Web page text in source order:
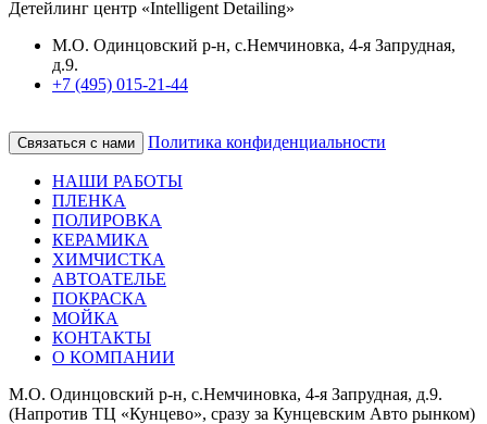
Детейлинг центр «Intelligent Detailing»
М.О. Одинцовский р-н, с.Немчиновка, 4-я Запрудная,
д.9.
+7 (495) 015-21-44
Связаться с нами Политика конфиденциальности
НАШИ РАБОТЫ
ПЛЕНКА
ПОЛИРОВКА
КЕРАМИКА
ХИМЧИСТКА
АВТОАТЕЛЬЕ
ПОКРАСКА
МОЙКА
КОНТАКТЫ
О КОМПАНИИ
М.О. Одинцовский р-н, с.Немчиновка, 4-я Запрудная, д.9.
(Напротив ТЦ «Кунцево», сразу за Кунцевским Авто рынком)